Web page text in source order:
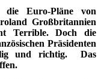
die Euro-Pläne von
Großbritannien
Terrible. Doch die
Präsidenten
und richtig. Das